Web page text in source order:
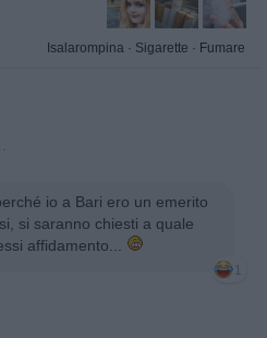
Isalarompina · Sigarette · Fumare
io a Bari ero un emerito
si saranno chiesti a quale
affidamento...
1